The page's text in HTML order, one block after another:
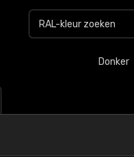
Donker